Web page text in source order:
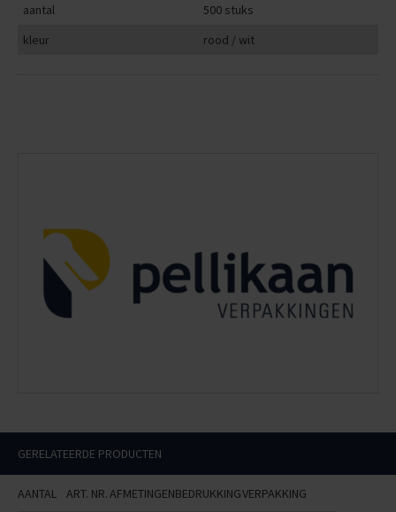
aantal
500 stuks
kleur
rood / wit
GERELATEERDE PRODUCTEN
AANTAL ART. NR.AFMETINGENBEDRUKKINGVERPAKKING